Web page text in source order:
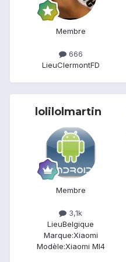
Membre
666
LieuClermontFD
lolilolmartin
Membre
3,1k
LieuBelgique
Marque:Xiaomi
Modèle:Xiaomi MI4